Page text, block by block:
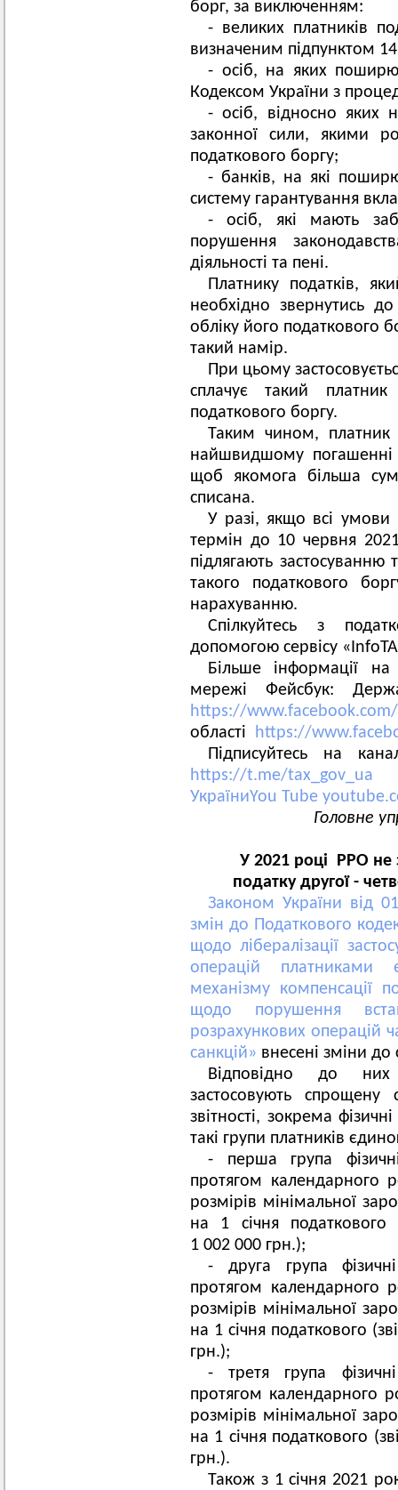
борг, за виключенням:
- великих платників
визначеним підпунктом
- осіб, на яких
Кодексом України з
- осіб, відносно яких
законної сили, якими
податкового боргу;
- банків, на які
систему гарантування
- осіб, які мають
порушення
діяльності та пені.
Платнику податків,
необхідно звернутись
обліку його податкового
такий намір.
При цьому
сплачує такий
податкового боргу.
Таким чином, платник
найшвидшому погашенні
щоб якомога більша
списана.
У разі, якщо всі
термін до 10 червня
підлягають застосуванню
такого податкового
нарахуванню.
Спілкуйтесь з
допомогою сервісу
Більше інформації на
мережі Фейсбук:
https://
області https://
Підписуйтесь на
https://t.me/tax_gov_ua
УкраїниYou Tube
Головне
У 2021 році РРО не
податку другої -
Законом України від
змін до Податкового
щодо лібералізації
операцій платниками
механізму компенсації
щодо порушення
розрахункових операцій
санкцій» внесені зміни
Відповідно до них
застосовують спрощену
звітності, зокрема
такі групи платників
- перша група
протягом календарного
розмірів мінімальної
на 1 січня
1 002 000 грн.);
- друга група
протягом календарного
розмірів мінімальної
на 1 січня податкового
грн.);
- третя група
протягом календарного
розмірів мінімальної
на 1 січня податкового
грн.).
Також з 1 січня 2021